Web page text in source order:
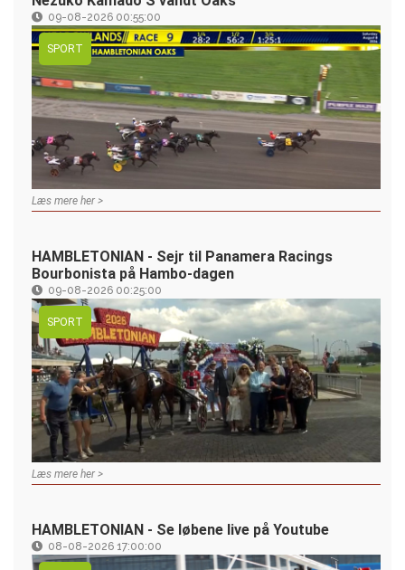
09-08-2026 00:55:00
SPORT
Læs mere her >
HAMBLETONIAN - Sejr til Panamera Racings
Bourbonista på Hambo-dagen
09-08-2026 00:25:00
SPORT
Læs mere her >
HAMBLETONIAN - Se løbene live på Youtube
08-08-2026 17:00:00